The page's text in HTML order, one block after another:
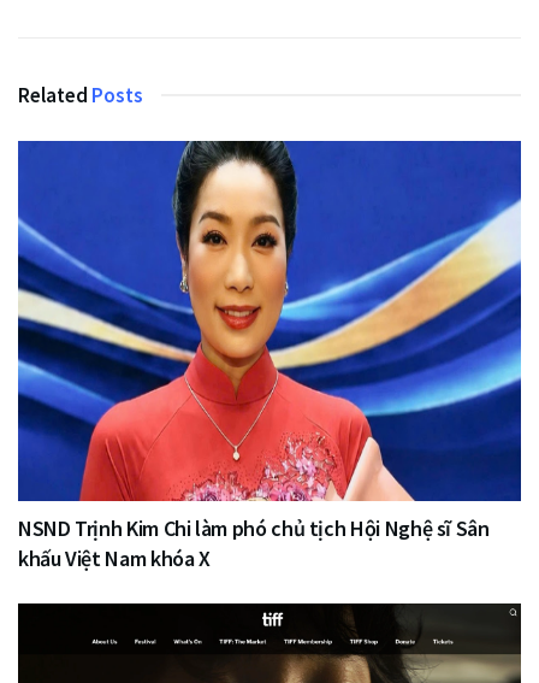
Related Posts
NSND Trịnh Kim Chi làm phó chủ tịch Hội Nghệ sĩ Sân
khấu Việt Nam khóa X